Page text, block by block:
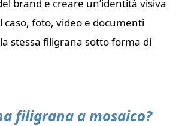
brand e creare un’identità visiva
foto, video e documenti
stessa filigrana sotto forma di
filigrana a mosaico?